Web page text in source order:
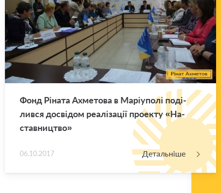
Фонд Рі­на­та Ахме­то­ва в Ма­рі­у­по­лі по­ді­
лив­ся до­сві­дом ре­а­лі­за­ції про­е­кту «На­
став­ни­цтво»
06.10.2017 Детальніше